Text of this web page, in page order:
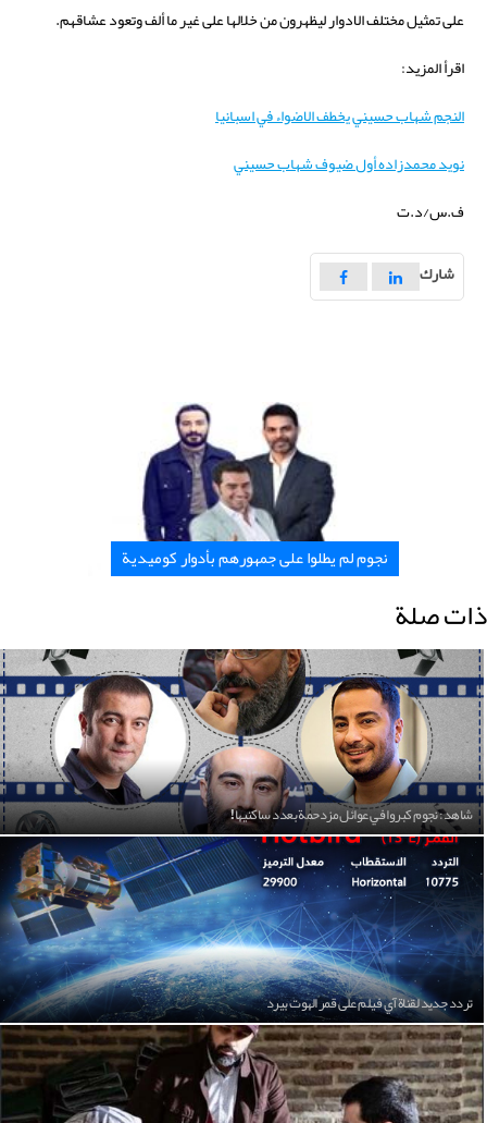
على تمثيل مختلف الادوار ليظهرون من خلالها على غير ما ألف وتعود عشاقهم.
اقرأ المزيد:
النجم شهاب حسيني يخطف الاضواء في اسبانيا
نويد محمدزاده أول ضيوف شهاب حسيني
ف.س/د.ت
شارك
نجوم لم يطلوا على جمهورهم بأدوار كوميدية
ذات صلة
شاهد: نجوم كبروا في عوائل مزدحمة بعدد ساكنيها!
تردد جديد لقناة آي فيلم على قمر الهوت بيرد